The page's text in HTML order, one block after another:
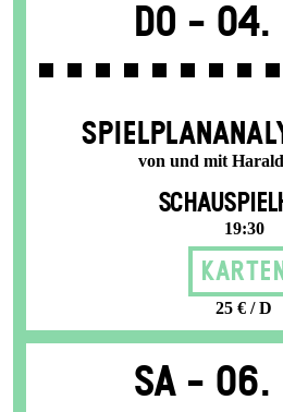
Do -
von und mit
19:30
Karten
25 € / D
Sa - 06.